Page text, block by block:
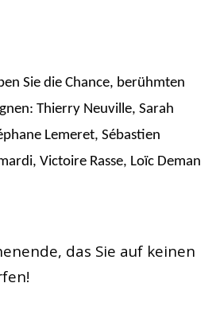
Sie die Chance, berühmten
Thierry Neuville, Sarah
Lemeret, Sébastien
Victoire Rasse, Loïc Deman
das Sie auf keinen